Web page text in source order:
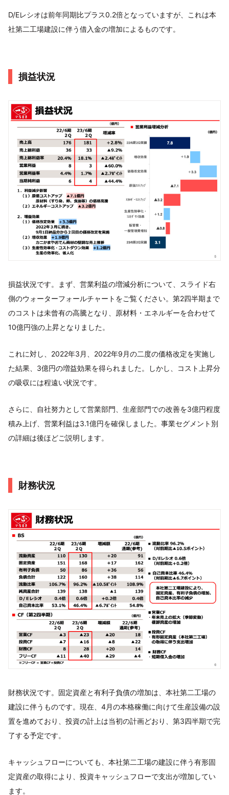
D/Eレシオは前年同期比プラス0.2倍となっていますが、これは本
社第二工場建設に伴う借入金の増加によるものです。
損益状況
損益状況です。まず、営業利益の増減分析について、スライド右
側のウォーターフォールチャートをご覧ください。第2四半期まで
のコストは未曾有の高騰となり、原材料・エネルギーを合わせて
10億円強の上昇となりました。
これに対し、2022年3月、2022年9月の二度の価格改定を実施し
た結果、3億円の増益効果を得られました。しかし、コスト上昇分
の吸収には程遠い状況です。
さらに、自社努力として営業部門、生産部門での改善を3億円程度
積み上げ、営業利益は3.1億円を確保しました。事業セグメント別
の詳細は後ほどご説明します。
財務状況
財務状況です。固定資産と有利子負債の増加は、本社第二工場の
建設に伴うものです。現在、4月の本格稼働に向けて生産設備の設
置を進めており、投資の計上は当初の計画どおり、第3四半期で完
了する予定です。
キャッシュフローについても、本社第二工場の建設に伴う有形固
定資産の取得により、投資キャッシュフローで支出が増加してい
ます。